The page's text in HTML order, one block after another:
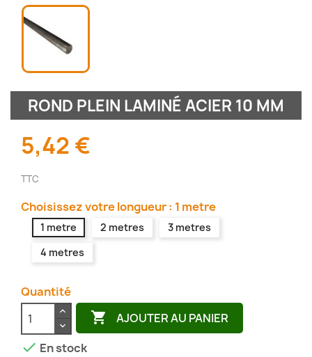
ROND PLEIN LAMINÉ ACIER 10 MM
5,42 €
TTC
Choisissez votre longueur : 1 metre
1 metre 2 metres
3 metres
4 metres
Quantité
 AJOUTER AU PANIER
 En stock